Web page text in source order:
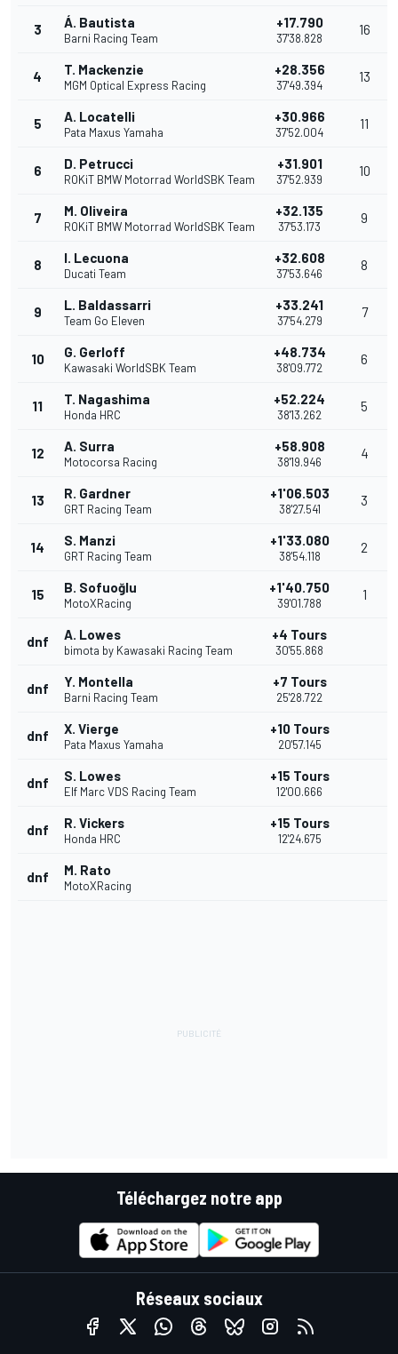
3 Á. Bautista
Barni Racing Team
+17.790
37'38.828
16
4 T. Mackenzie
MGM Optical Express Racing
+28.356
37'49.394
13
5 A. Locatelli
Pata Maxus Yamaha
+30.966
37'52.004
11
6 D. Petrucci
ROKiT BMW Motorrad WorldSBK Team
+31.901
37'52.939
10
7 M. Oliveira
ROKiT BMW Motorrad WorldSBK Team
+32.135
37'53.173
9
8 I. Lecuona
Ducati Team
+32.608
37'53.646
8
9 L. Baldassarri
Team Go Eleven
+33.241
37'54.279
7
10 G. Gerloff
Kawasaki WorldSBK Team
+48.734
38'09.772
6
11 T. Nagashima
Honda HRC
+52.224
38'13.262
5
12 A. Surra
Motocorsa Racing
+58.908
38'19.946
4
13 R. Gardner
GRT Racing Team
+1'06.503
38'27.541
3
14 S. Manzi
GRT Racing Team
+1'33.080
38'54.118
2
15 B. Sofuoğlu
MotoXRacing
+1'40.750
39'01.788
1
dnf A. Lowes
bimota by Kawasaki Racing Team
+4 Tours
30'55.868
dnf Y. Montella
Barni Racing Team
+7 Tours
25'28.722
dnf X. Vierge
Pata Maxus Yamaha
+10 Tours
20'57.145
dnf S. Lowes
Elf Marc VDS Racing Team
+15 Tours
12'00.666
dnf R. Vickers
Honda HRC
+15 Tours
12'24.675
dnf M. Rato
MotoXRacing
Téléchargez notre app
Réseaux sociaux